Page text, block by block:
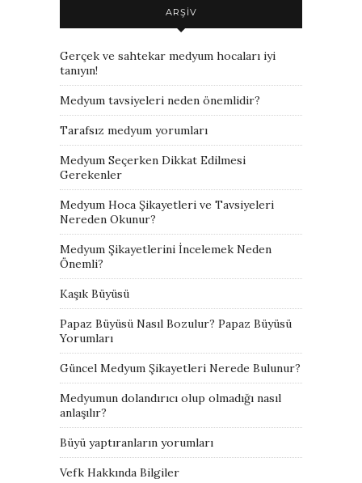
ARŞIV
Gerçek ve sahtekar medyum hocaları iyi
tanıyın!
Medyum tavsiyeleri neden önemlidir?
Tarafsız medyum yorumları
Medyum Seçerken Dikkat Edilmesi
Gerekenler
Medyum Hoca Şikayetleri ve Tavsiyeleri
Nereden Okunur?
Medyum Şikayetlerini İncelemek Neden
Önemli?
Kaşık Büyüsü
Papaz Büyüsü Nasıl Bozulur? Papaz Büyüsü
Yorumları
Güncel Medyum Şikayetleri Nerede Bulunur?
Medyumun dolandırıcı olup olmadığı nasıl
anlaşılır?
Büyü yaptıranların yorumları
Vefk Hakkında Bilgiler